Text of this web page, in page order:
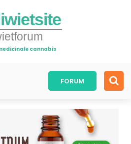
cannabis
FORUM